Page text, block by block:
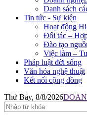
Danh sách
Tin tức - Sự kiện
Hoạt động
Đối tác –
Đào tạo
Việc làm –
Pháp luật đời sống
Văn hóa nghệ thuật
Kết nối cộng đồng
Thứ Bảy, 8/8/2026